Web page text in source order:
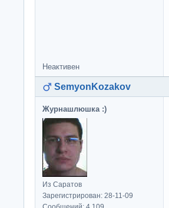
Неактивен
SemyonKozakov
Журнашлюшка :)
Из Саратов
Зарегистрирован: 28-11-09